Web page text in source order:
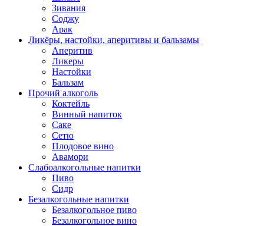
Зивания
Соджу
Арак
Ликёры, настойки, аперитивы и бальзамы
Аперитив
Ликеры
Настойки
Бальзам
Прочий алкоголь
Коктейль
Винный напиток
Саке
Сетю
Плодовое вино
Авамори
Слабоалкогольные напитки
Пиво
Сидр
Безалкогольные напитки
Безалкогольное пиво
Безалкогольное вино